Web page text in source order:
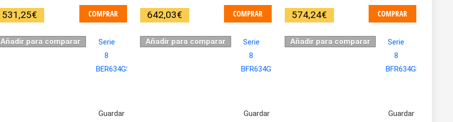
531,25€ COMPRAR 642,03€ COMPRAR 574,24€ COMPRAR
Añadir para comparar
Guardar
Añadir para comparar
Guardar
Añadir para comparar
Guardar